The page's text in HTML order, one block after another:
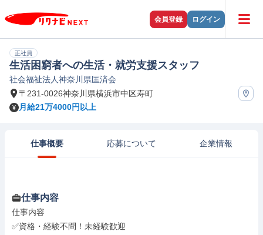
会員登録 ログイン
正社員
生活困窮者への生活・就労支援スタッフ
社会福祉法人神奈川県匡済会
〒231-0026神奈川県横浜市中区寿町
月給21万4000円以上
仕事概要 応募について 企業情報
仕事内容
仕事内容
✅資格・経験不問！未経験歓迎